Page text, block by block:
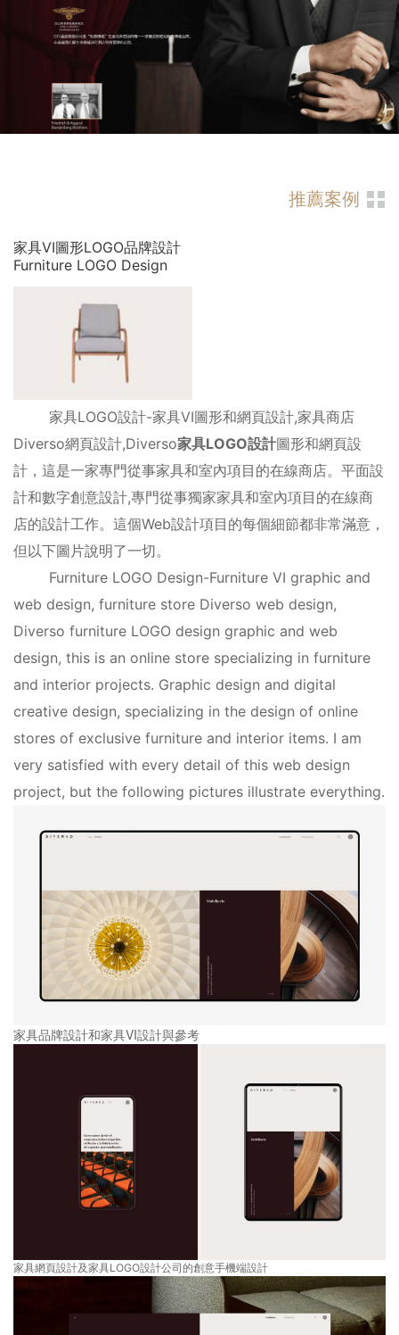
推薦案例
家具VI圖形LOGO品牌設計
Furniture LOGO Design
家具LOGO設計-家具VI圖形和網頁設計,家具商店
Diverso網頁設計,Diverso家具LOGO設計圖形和網頁設
計，這是一家專門從事家具和室內項目的在線商店。平面設
計和數字創意設計,專門從事獨家家具和室內項目的在線商
店的設計工作。這個Web設計項目的每個細節都非常滿意，
但以下圖片說明了一切。
Furniture LOGO Design-Furniture VI graphic and
web design, furniture store Diverso web design,
Diverso furniture LOGO design graphic and web
design, this is an online store specializing in furniture
and interior projects. Graphic design and digital
creative design, specializing in the design of online
stores of exclusive furniture and interior items. I am
very satisfied with every detail of this web design
project, but the following pictures illustrate everything.
家具品牌設計和家具VI設計與參考
家具網頁設計及家具LOGO設計公司的創意手機端設計